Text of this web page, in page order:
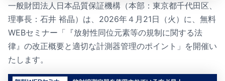
一般財団法人日本品質保証機構（本部：東京都千代田区、
理事長：石井 裕晶）は、2026年４月21日（火）に、無料
WEBセミナー「『放射性同位元素等の規制に関する法
律』の改正概要と適切な計測器管理のポイント」を開催い
たします。